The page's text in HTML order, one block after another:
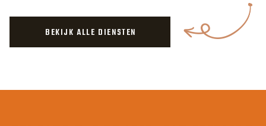
BEKIJK ALLE DIENSTEN